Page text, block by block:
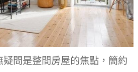
問是整間房屋的焦點，簡約